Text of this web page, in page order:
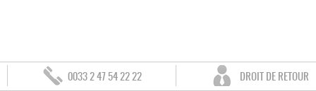
0033 2 47 54 22 22 DROIT DE RETOUR